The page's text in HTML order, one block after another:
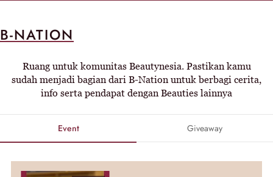
B-NATION
Ruang untuk komunitas Beautynesia. Pastikan kamu
sudah menjadi bagian dari B-Nation untuk berbagi cerita,
info serta pendapat dengan Beauties lainnya
Event Giveaway